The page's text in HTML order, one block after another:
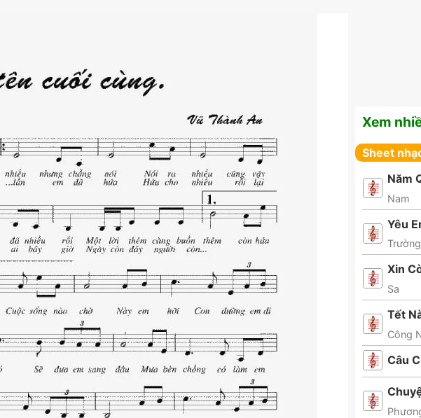
Xem
Sheet
Năm
Nam
Yêu
Xin
Sa
Tết
Công
Câu